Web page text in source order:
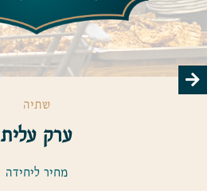
שתיה
ערק עלית
מחיר ליחידה